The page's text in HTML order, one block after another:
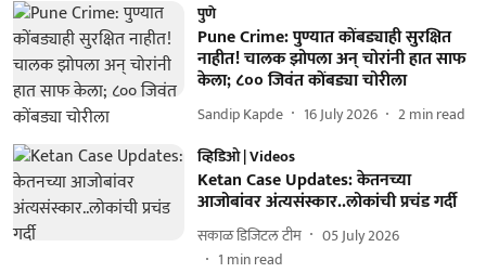
पुणे
Pune Crime: पुण्यात कोंबड्याही सुरक्षित
नाहीत! चालक झोपला अन् चोरांनी हात साफ
केला; ८०० जिवंत कोंबड्या चोरीला
Sandip Kapde 16 July 2026 2min read
व्हिडिओ | Videos
Ketan Case Updates: केतनच्या
आजोबांवर अंत्यसंस्कार..लोकांची प्रचंड गर्दी
सकाळ डिजिटल टीम
05 July 2026
1 min read